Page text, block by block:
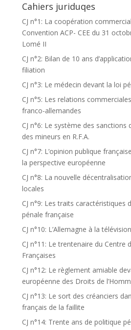
Cahiers juriduqes
CJ n°1: La coopération
Convention ACP- CEE du 31
Lomé II
CJ n°2: Bilan de 10 ans
filiation
CJ n°3: Le médecin devant la loi
CJ n°5: Les relations
franco-allemandes
CJ n°6: Le système des sanctions
des mineurs en R.F.A.
CJ n°7: L’opinion publique
la perspective européenne
CJ n°8: La nouvelle
locales
CJ n°9: Les traits caractéristiques
pénale française
CJ n°10: L’Allemagne à la
CJ n°11: Le trentenaire du Centre
Françaises
CJ n°12: Le règlement amiable
européenne des Droits de
CJ n°13: Le sort des créanciers
français de la faillite
CJ n°14: Trente ans de politique